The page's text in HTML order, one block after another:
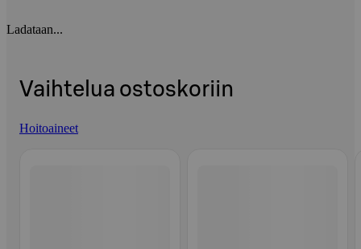
Ladataan...
Vaihtelua ostoskoriin
Hoitoaineet